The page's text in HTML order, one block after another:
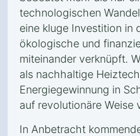
technologischen
eine kluge Investition in
ökologische und
miteinander verknüpft.
als nachhaltige
Energiegewinnung in
auf revolutionäre Weise
In Anbetracht